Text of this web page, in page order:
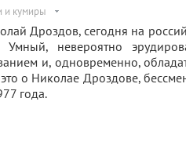
и кумиры
Дроздов, сегодня на
Умный, невероятно
и, одновременно,
о Николае Дроздове,
года.